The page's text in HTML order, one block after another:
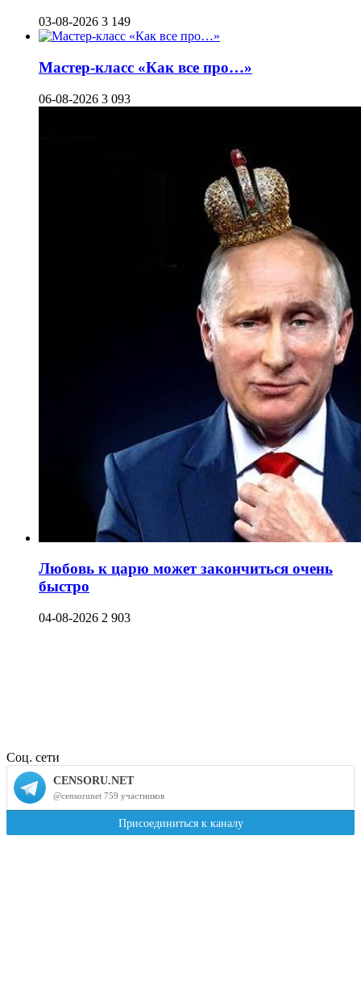
03-08-2026 3 149
Мастер-класс «Как все про…»
06-08-2026 3 093
Любовь к царю может закончиться очень
быстро
04-08-2026 2 903
Соц. сети